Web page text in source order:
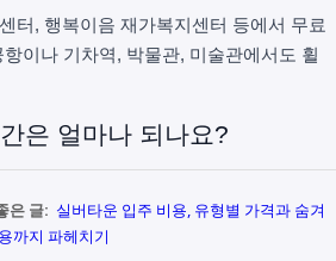
터, 행복이음 재가복지센터 등에서 무료
이나 기차역, 박물관, 미술관에서도 휠
은 얼마나 되나요?
은 글: 실버타운 입주 비용, 유형별 가격과 숨겨
까지 파헤치기